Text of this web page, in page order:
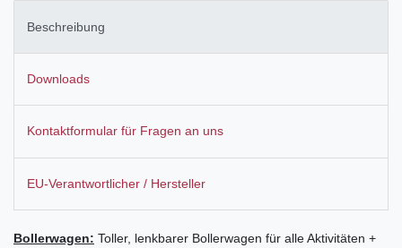
Beschreibung
Downloads
Kontaktformular für Fragen an uns
EU-Verantwortlicher / Hersteller
Bollerwagen: Toller, lenkbarer Bollerwagen für alle Aktivitäten +